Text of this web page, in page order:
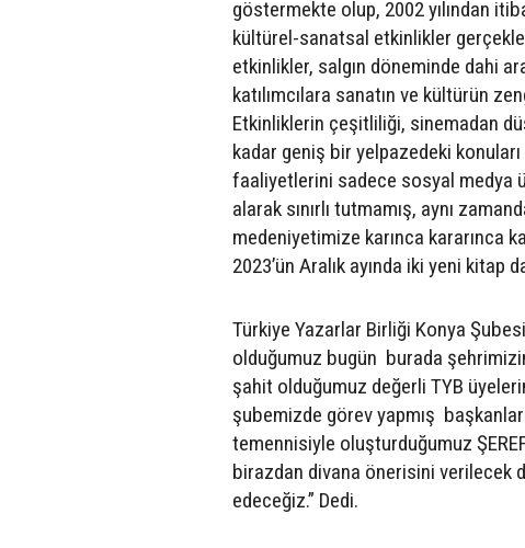
göstermekte olup, 2002 yılından
kültürel-sanatsal etkinlikler
etkinlikler, salgın döneminde dahi
katılımcılara sanatın ve kültürün
Etkinliklerin çeşitliliği, sinemadan
kadar geniş bir yelpazedeki
faaliyetlerini sadece sosyal medya
alarak sınırlı tutmamış, aynı
medeniyetimize karınca kararınca
2023’ün Aralık ayında iki yeni kitap
Türkiye Yazarlar Birliği Konya
olduğumuz bugün burada
şahit olduğumuz değerli TYB
şubemizde görev yapmış
temennisiyle oluşturduğumuz
birazdan divana önerisini verilecek
edeceğiz.” Dedi.